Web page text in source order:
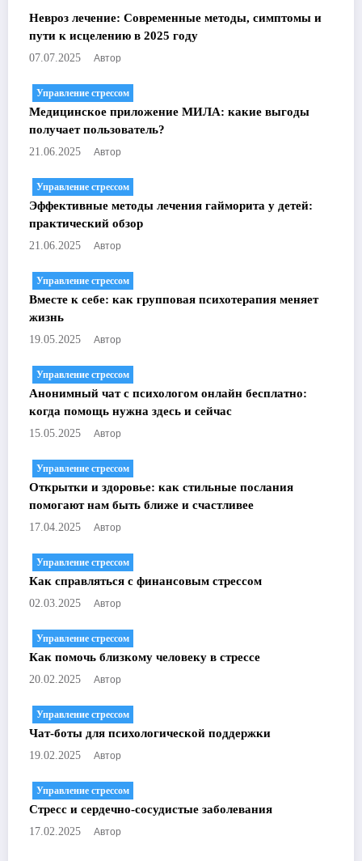
Невроз лечение: Современные методы, симптомы и
пути к исцелению в 2025 году
07.07.2025 Автор
Управление стрессом
Медицинское приложение МИЛА: какие выгоды
получает пользователь?
21.06.2025 Автор
Управление стрессом
Эффективные методы лечения гайморита у детей:
практический обзор
21.06.2025 Автор
Управление стрессом
Вместе к себе: как групповая психотерапия меняет
жизнь
19.05.2025 Автор
Управление стрессом
Анонимный чат с психологом онлайн бесплатно:
когда помощь нужна здесь и сейчас
15.05.2025 Автор
Управление стрессом
Открытки и здоровье: как стильные послания
помогают нам быть ближе и счастливее
17.04.2025 Автор
Управление стрессом
Как справляться с финансовым стрессом
02.03.2025 Автор
Управление стрессом
Как помочь близкому человеку в стрессе
20.02.2025 Автор
Управление стрессом
Чат-боты для психологической поддержки
19.02.2025 Автор
Управление стрессом
Стресс и сердечно-сосудистые заболевания
17.02.2025 Автор